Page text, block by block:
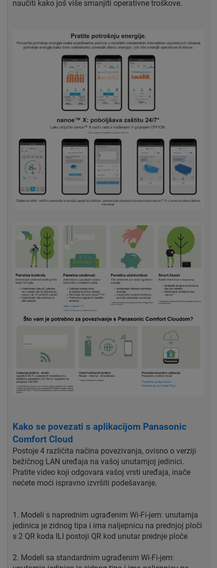
naučiti kako još više smanjiti operativne troškove.
Kako se povezati s aplikacijom Panasonic
Comfort Cloud
Postoje 4 različita načina povezivanja, ovisno o verziji
bežičnog LAN uređaja na vašoj unutarnjoj jedinici.
Pratite video koji odgovara vašoj vrsti uređaja, inače
nećete moći ispravno izvršiti podešavanje.
1. Modeli s naprednim ugrađenim Wi-Fi-jem: unutarnja
jedinica je zidnog tipa i ima naljepnicu na prednjoj ploči
s 2 QR koda ILI postoji QR kod unutar prednje ploče
2. Modeli sa standardnim ugrađenim Wi-Fi-jem: